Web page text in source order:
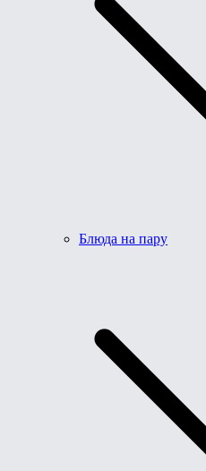
Блюда на пару